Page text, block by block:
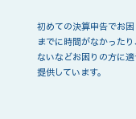
初めての決算申告でお
までに時間がなかった
ないなどお困りの方に
提供しています。